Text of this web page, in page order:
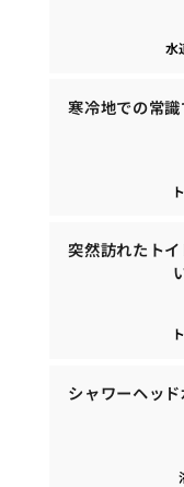
水
寒冷地での常
突然訪れたト
シャワーヘッ